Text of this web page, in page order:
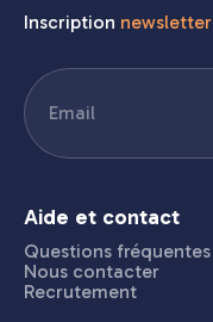
Inscription newsletter
E-
mail (Nécessaire)
Aide et contact
Questions fréquentes
Nous contacter
Recrutement